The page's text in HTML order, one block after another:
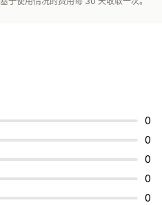
0
0
0
0
0